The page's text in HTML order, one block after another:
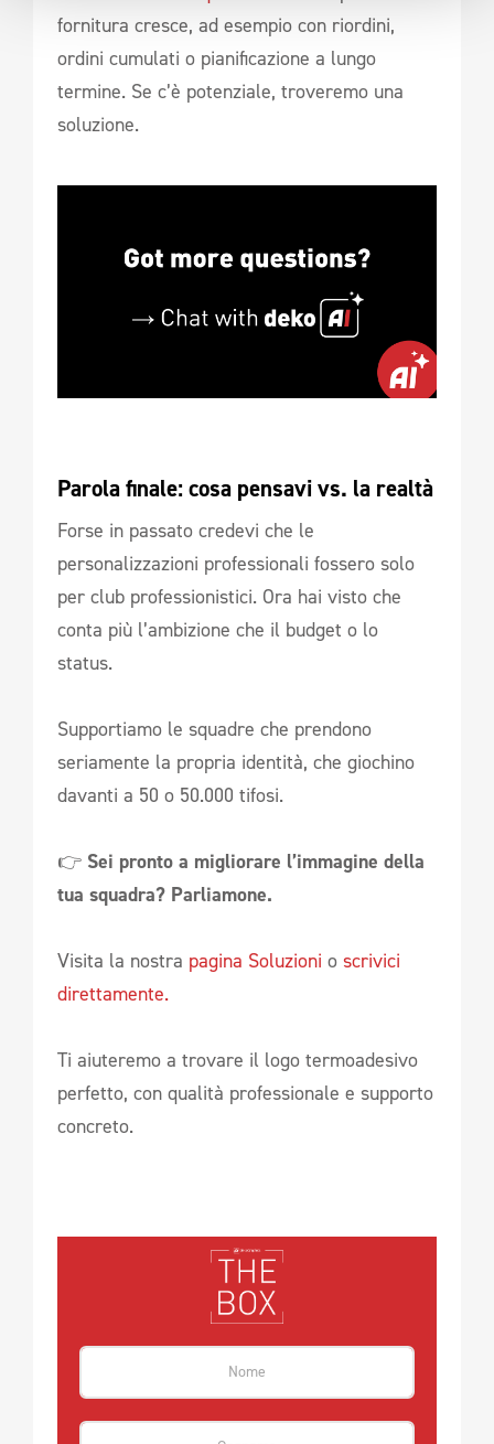
fornitura cresce, ad esempio con riordini,
ordini cumulati o pianificazione a lungo
termine. Se c’è potenziale, troveremo una
soluzione.
Parola finale: cosa pensavi vs. la realtà
Forse in passato credevi che le
personalizzazioni professionali fossero solo
per club professionistici. Ora hai visto che
conta più l’ambizione che il budget o lo
status.
Supportiamo le squadre che prendono
seriamente la propria identità, che giochino
davanti a 50 o 50.000 tifosi.
👉 Sei pronto a migliorare l’immagine della
tua squadra? Parliamone.
Visita la nostra pagina Soluzioni o scrivici
direttamente.
Ti aiuteremo a trovare il logo termoadesivo
perfetto, con qualità professionale e supporto
concreto.